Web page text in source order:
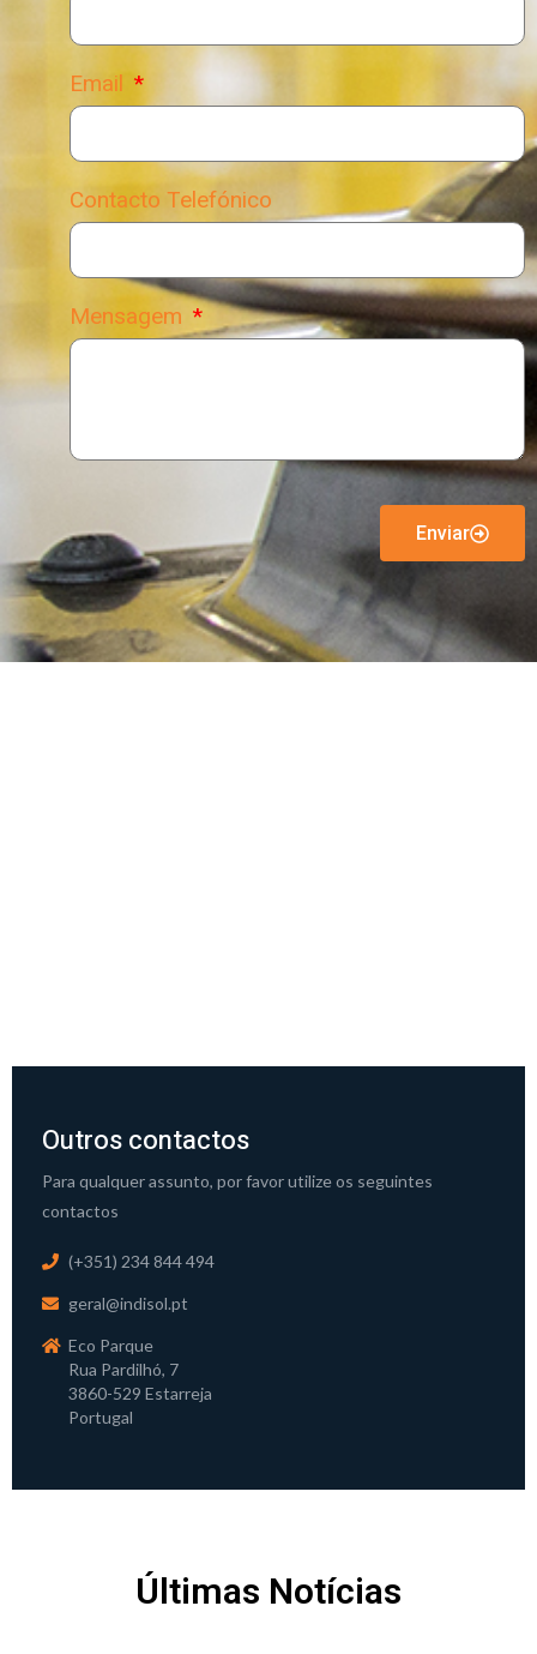
Email
Contacto Telefónico
Mensagem
Enviar
Outros contactos
Para qualquer assunto, por favor utilize os seguintes
contactos
(+351) 234 844 494
geral@indisol.pt
Eco Parque
Rua Pardilhó, 7
3860-529 Estarreja
Portugal
Últimas Notícias